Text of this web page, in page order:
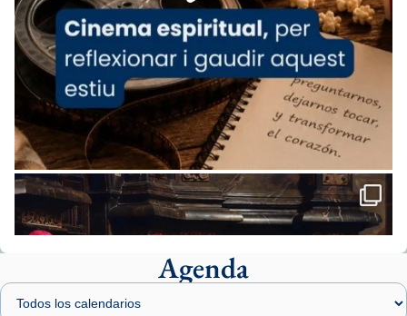
Arquebisbat de Barcelona
1 week ago
«Avui les santes Juliana i Semproniana ens
ajuden a alçar la mirada»
Mons. Sergi Gordo, bisbe de Tortosa, ha
presidit aquest 27 de juliol la missa de Les
Santes de Mataró.
🔗tinyurl.com/cvu5jmbk
📸 J. Merino
Agenda